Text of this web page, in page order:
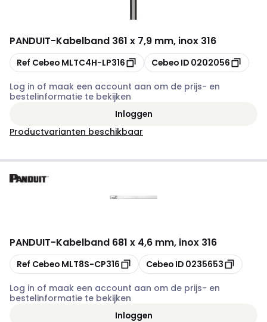
PANDUIT-Kabelband 361 x 7,9 mm, inox 316
Kopiëren
Ref Cebeo MLTC4H-LP316 Kopiëren
Cebeo ID 0202056
Log in of maak een account aan om de prijs- en
bestelinformatie te bekijken
Inloggen
Productvarianten beschikbaar
PANDUIT-Kabelband 681 x 4,6 mm, inox 316
Kopiëren
Ref Cebeo MLT8S-CP316 Kopiëren
Cebeo ID 0235653
Log in of maak een account aan om de prijs- en
bestelinformatie te bekijken
Inloggen